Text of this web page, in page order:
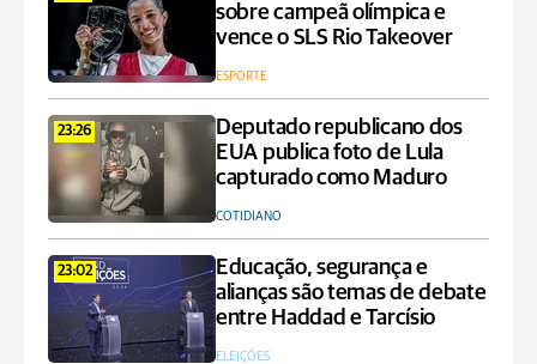
sobre campeã olímpica e
vence o SLS Rio Takeover
ESPORTE
23:26
Deputado republicano dos
EUA publica foto de Lula
capturado como Maduro
COTIDIANO
23:02
Educação, segurança e
alianças são temas de debate
entre Haddad e Tarcísio
ELEIÇÕES